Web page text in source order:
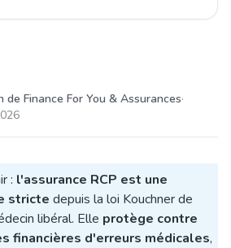
de Finance For You & Assurances·
: l'assurance RCP est une
stricte depuis la loi Kouchner de
libéral. Elle protège contre
financières d'erreurs médicales,